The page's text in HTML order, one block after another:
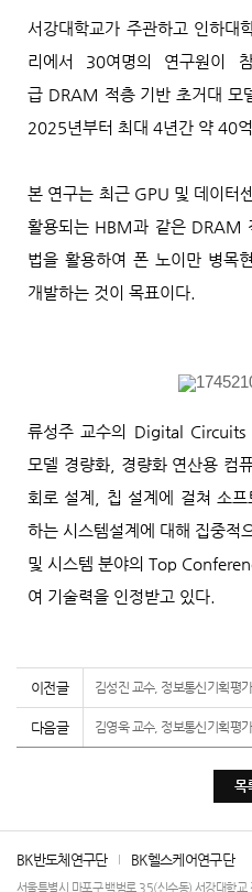
서강대학교가 주관하고 인하대
리에서 30여명의 연구원이
급 DRAM 적층 기반 초거대 모
2025년부터 최대 4년간 약 40
본 연구는 최근 GPU 및 데이터
활용되는 HBM과 같은 DRAM
법을 활용하여 폰 노이만 병목
개발하는 것이 목표이다
류성주 교수의 Digital Circuits
모델 경량화, 경량화 연산용 컴
회로 설계
칩 설계에 걸쳐 소
하는 시스템설계에 대해 집중적
및 시스템 분야의 Top
여 기술력을 인정받고 있다
이전글
다음글
목
BK반도체연구단 BK헬스케어연구단
서울특별시 마포구 백범로 35(신수동) 서강대학교